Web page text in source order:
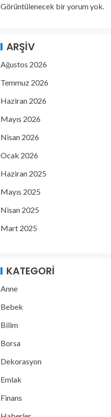
Görüntülenecek bir yorum yok.
ARŞIV
Ağustos 2026
Temmuz 2026
Haziran 2026
Mayıs 2026
Nisan 2026
Ocak 2026
Haziran 2025
Mayıs 2025
Nisan 2025
Mart 2025
KATEGORI
Anne
Bebek
Bilim
Borsa
Dekorasyon
Emlak
Finans